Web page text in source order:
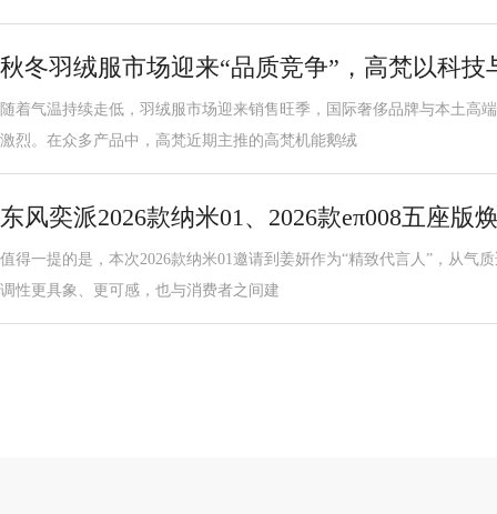
秋冬羽绒服市场迎来“品质竞争”，高梵以科
随着气温持续走低，羽绒服市场迎来销售旺季，国际奢侈品牌与本土高
激烈。在众多产品中，高梵近期主推的高梵机能鹅绒
东风奕派2026款纳米01、2026款eπ008五座版
值得一提的是，本次2026款纳米01邀请到姜妍作为“精致代言人”，从气
调性更具象、更可感，也与消费者之间建